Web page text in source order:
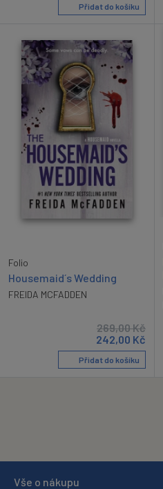
Přidat do košíku
Folio
Housemaid´s Wedding
FREIDA MCFADDEN
269,00Kč
242,00 Kč
Přidat do košíku
Vše o nákupu